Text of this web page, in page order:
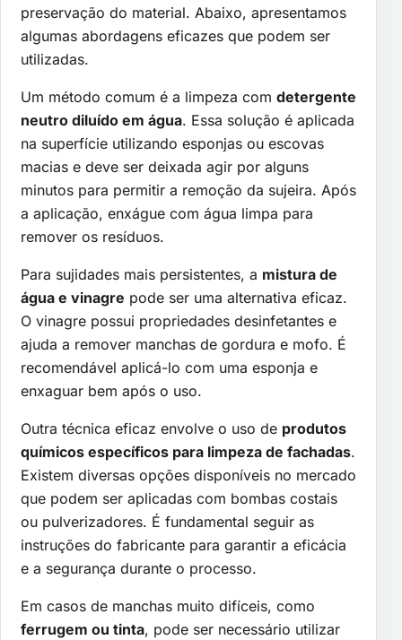
preservação do material. Abaixo, apresentamos
algumas abordagens eficazes que podem ser
utilizadas.
Um método comum é a limpeza com detergente
neutro diluído em água. Essa solução é aplicada
na superfície utilizando esponjas ou escovas
macias e deve ser deixada agir por alguns
minutos para permitir a remoção da sujeira. Após
a aplicação, enxágue com água limpa para
remover os resíduos.
Para sujidades mais persistentes, a mistura de
água e vinagre pode ser uma alternativa eficaz.
O vinagre possui propriedades desinfetantes e
ajuda a remover manchas de gordura e mofo. É
recomendável aplicá-lo com uma esponja e
enxaguar bem após o uso.
Outra técnica eficaz envolve o uso de produtos
químicos específicos para limpeza de fachadas.
Existem diversas opções disponíveis no mercado
que podem ser aplicadas com bombas costais
ou pulverizadores. É fundamental seguir as
instruções do fabricante para garantir a eficácia
e a segurança durante o processo.
Em casos de manchas muito difíceis, como
ferrugem ou tinta, pode ser necessário utilizar